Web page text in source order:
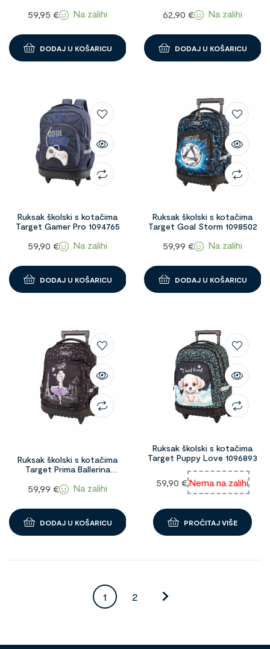
59,95 € Na zalihi
DODAJ U KOŠARICU
62,90 € Na zalihi
DODAJ U KOŠARICU
Ruksak školski s kotačima
Target Gamer Pro 1094765
59,90 € Na zalihi
DODAJ U KOŠARICU
Ruksak školski s kotačima
Target Goal Storm 1098502
59,99 € Na zalihi
DODAJ U KOŠARICU
Ruksak školski s kotačima
Target Prima Ballerina
59,99 € Na zalihi
DODAJ U KOŠARICU
Ruksak školski s kotačima
Target Puppy Love 1096893
59,90 €Nema na zalihi
PROČITAJ VIŠE
1 2